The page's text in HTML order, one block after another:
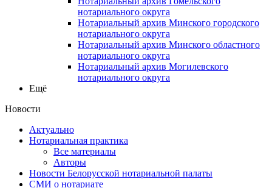
нотариального округа
Нотариальный архив Минского городского
нотариального округа
Нотариальный архив Минского областного
нотариального округа
Нотариальный архив Могилевского
нотариального округа
Ещё
Новости
Актуально
Нотариальная практика
Все материалы
Авторы
Новости Белорусской нотариальной палаты
СМИ о нотариате